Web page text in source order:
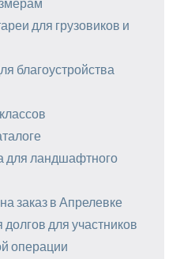
для грузовиков и
благоустройства
для ландшафтного
заказ в Апрелевке
для участников
операции